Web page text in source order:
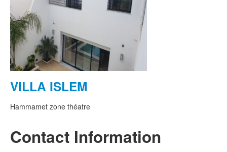
VILLA ISLEM
Hammamet zone théatre
Contact Information